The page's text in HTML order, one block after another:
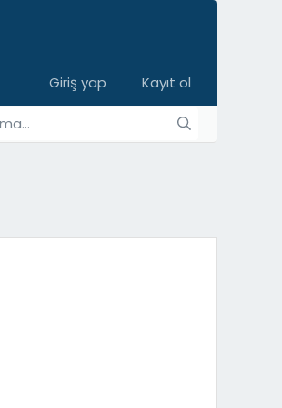
Giriş yap Kayıt ol